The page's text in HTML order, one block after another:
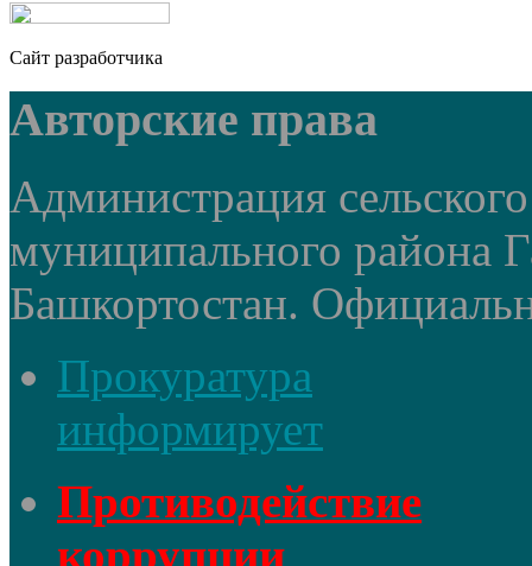
Сайт разработчика
Авторские права
Администрация
муниципального района
Башкортостан.
Прокуратура
информирует
Противодействие
коррупции